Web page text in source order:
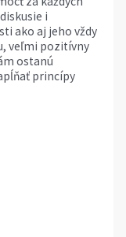
i
ako aj jeho vždy
veľmi pozitívny
ostanú
princípy